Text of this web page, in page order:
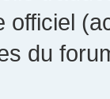
officiel
du